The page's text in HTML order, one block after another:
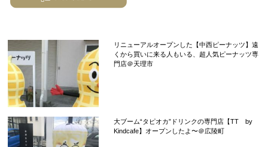
リニューアルオープンした【中西ピーナッツ】遠
くから買いに来る人もいる、超人気ピーナッツ専
門店＠天理市
大ブーム“タピオカ”ドリンクの専門店【TT by
Kindcafe】オープンしたよ〜＠広陵町